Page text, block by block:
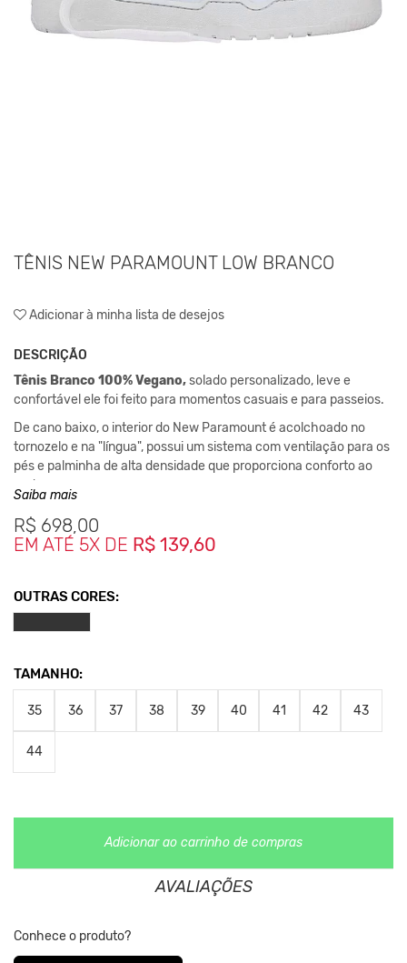
TÊNIS NEW PARAMOUNT LOW BRANCO
Adicionar à minha lista de desejos
DESCRIÇÃO
Tênis Branco 100% Vegano,solado personalizado, leve e
confortável ele foi feito para momentos casuais e para passeios.
De cano baixo, o interior do New Paramount é acolchoado no
tornozelo e na "língua", possui um sistema com ventilação para os
pés e palminha de alta densidade que proporciona conforto ao
andar.
- Cabedal com Material Sintético de PU.
- Forro Lateral de Tecido 100% Polyester
- Forro de Palmilha 100% Polyester
monitor.
Clique aquiPara saber mais sobre a manutenção de seus
Nos Produtos da King55 não se utilizam nenhum material de
DNA da marca desde sua fundação.
Saiba mais
R$ 698,00
EM ATÉ 5X DE R$ 139,60
OUTRAS CORES:
TAMANHO:
35 36 37 38 39 40 41 42 43
44
Adicionar ao carrinho de compras
AVALIAÇÕES
Conhece o produto?